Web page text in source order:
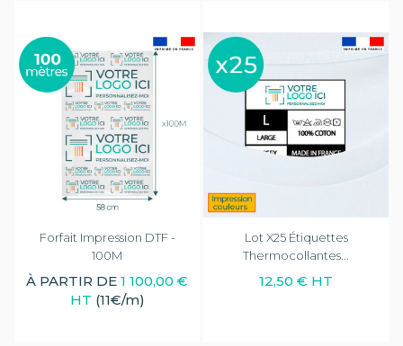
(1 avis)
Forfait Impression DTF -
100M
À PARTIR DE 1 100,00 €
HT (11€/m)
Lot X25 Étiquettes
Thermocollantes...
12,50 € HT